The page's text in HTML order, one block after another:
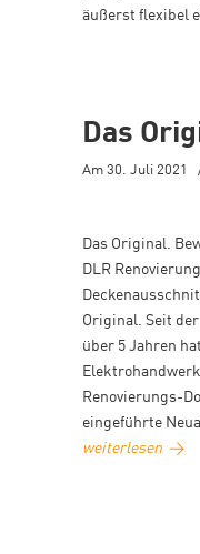
äußerst flexibel
Das
Am 30. Juli 2021
Das Original.
DLR
Original. Seit
über 5 Jahren
Renovierungs-
eingeführte
weiterlesen →